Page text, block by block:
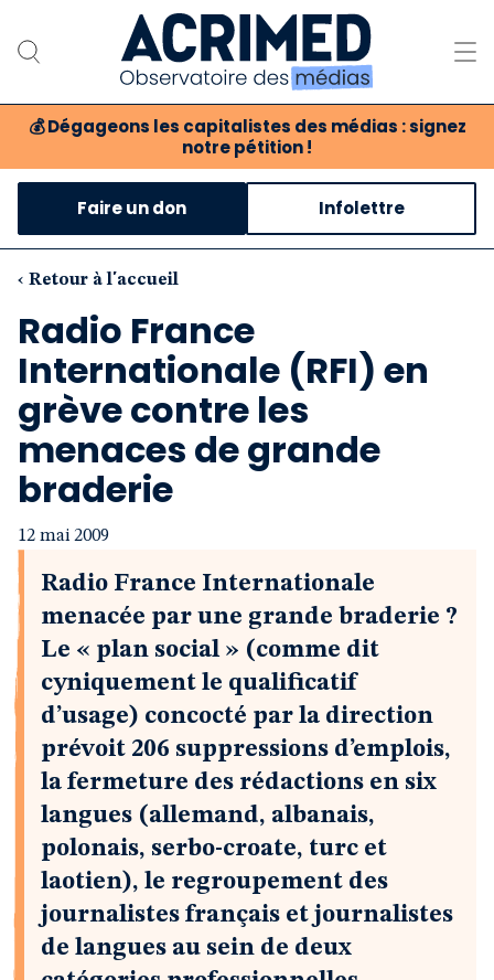
💰 Dégageons les capitalistes des médias : signez
notre pétition !
Notre association
Notre critique des médias
Nos propositions
Notre revue
Boutique
Faire un don Infolettre
‹ Retour à l'accueil
Radio France
Internationale (RFI) en
grève contre les
menaces de grande
braderie
12 mai 2009
Radio France Internationale
menacée par une grande braderie ?
Le « plan social » (comme dit
cyniquement le qualificatif
d’usage) concocté par la direction
prévoit 206 suppressions d’emplois,
la fermeture des rédactions en six
langues (allemand, albanais,
polonais, serbo-croate, turc et
laotien), le regroupement des
journalistes français et journalistes
de langues au sein de deux